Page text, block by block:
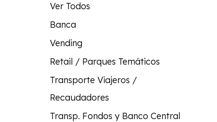
Ver Todos
Banca
Vending
Retail / Parques Temáticos
Transporte Viajeros /
Recaudadores
Transp. Fondos y Banco Central